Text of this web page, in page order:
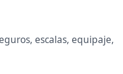
escalas, equipaje,